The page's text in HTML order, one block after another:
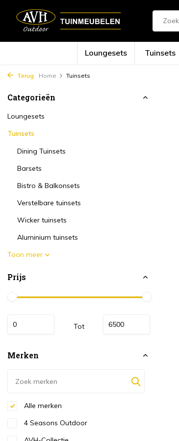
Loungesets Tuinsets
Terug Home Tuinsets
Categorieën
Loungesets
Tuinsets
Dining Tuinsets
Barsets
Bistro & Balkonsets
Verstelbare tuinsets
Wicker tuinsets
Aluminium tuinsets
Toon meer
Prijs
Tot
Merken
Alle merken
4 Seasons Outdoor